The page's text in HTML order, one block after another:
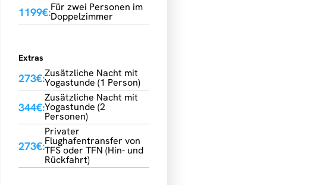
1199€:Für zwei Personen im
Doppelzimmer
Extras
273€:Zusätzliche Nacht mit
Yogastunde (1 Person)
344€:
Zusätzliche Nacht mit
Yogastunde (2
Personen)
273€:
Privater
Flughafentransfer von
TFS oder TFN (Hin- und
Rückfahrt)